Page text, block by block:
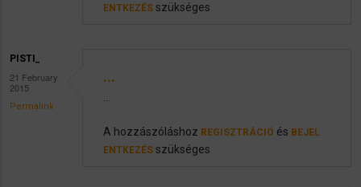
ENTKEZÉS szükséges
PISTI_
21 February
2015
Permalink
...
...
A hozzászóláshoz REGISZTRÁCIÓ és BEJEL
ENTKEZÉS szükséges